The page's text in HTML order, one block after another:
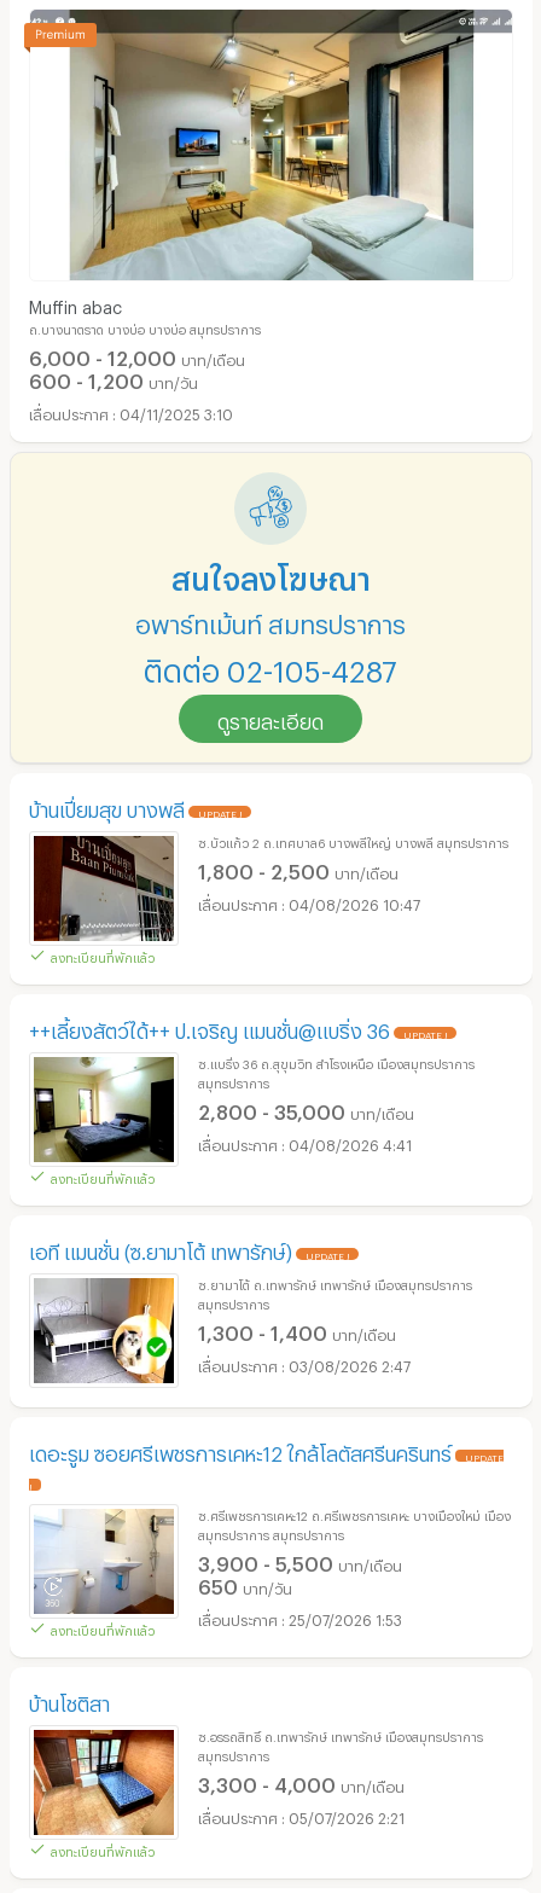
Muffin abac
ถ.บางนาตราด บางบ่อ บางบ่อ สมุทรปราการ
6,000 - 12,000 บาท/เดือน
600 - 1,200 บาท/วัน
04/11/2025 3:10
สนใจลงโฆษณา
อพาร์ทเม้นท์ สมุทรปราการ
ติดต่อ 02-105-4287
ดูรายละเอียด
บ้านเปี่ยมสุข บางพลี UPDATE !
ลงทะเบียนที่พักแล้ว
ซ.บัวแก้ว 2 ถ.เทศบาล6 บางพลีใหญ่ บางพลี สมุทรปราการ
1,800 - 2,500 บาท/เดือน
04/08/2026 10:47
++เลี้ยงสัตว์ได้++ ป.เจริญ แมนชั่น@แบริ่ง 36 UPDATE !
ลงทะเบียนที่พักแล้ว
ซ.แบริ่ง 36 ถ.สุขุมวิท สำโรงเหนือ เมืองสมุทรปราการ
สมุทรปราการ
2,800 - 35,000 บาท/เดือน
04/08/2026 4:41
เอที แมนชั่น (ซ.ยามาโต้ เทพารักษ์) UPDATE !
ซ.ยามาโต้ ถ.เทพารักษ์ เทพารักษ์ เมืองสมุทรปราการ
สมุทรปราการ
1,300 - 1,400 บาท/เดือน
03/08/2026 2:47
เดอะรูม ซอยศรีเพชรการเคหะ12 ใกล้โลตัสศรีนครินทร์ UPDATE
!
ลงทะเบียนที่พักแล้ว
ซ.ศรีเพชรการเคหะ12 ถ.ศรีเพชรการเคหะ บางเมืองใหม่ เมือง
สมุทรปราการ สมุทรปราการ
3,900 - 5,500 บาท/เดือน
650 บาท/วัน
25/07/2026 1:53
บ้านโชติสา
ลงทะเบียนที่พักแล้ว
ซ.อรรถสิทธิ์ ถ.เทพารักษ์ เทพารักษ์ เมืองสมุทรปราการ
สมุทรปราการ
3,300 - 4,000 บาท/เดือน
05/07/2026 2:21